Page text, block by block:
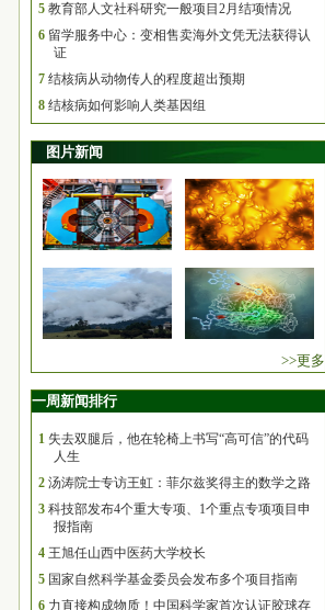
5 教育部人文社科研究一般项目2月结项情况
6 留学服务中心：变相售卖海外文凭无法获得认
证
7 结核病从动物传人的程度超出预期
8 结核病如何影响人类基因组
图片新闻
>>更多
一周新闻排行
1 失去双腿后，他在轮椅上书写“高可信”的代码
人生
2 汤涛院士专访王虹：菲尔兹奖得主的数学之路
3 科技部发布4个重大专项、1个重点专项项目申
报指南
4 王旭任山西中医药大学校长
5 国家自然科学基金委员会发布多个项目指南
6 力直接构成物质！中国科学家首次认证胶球存